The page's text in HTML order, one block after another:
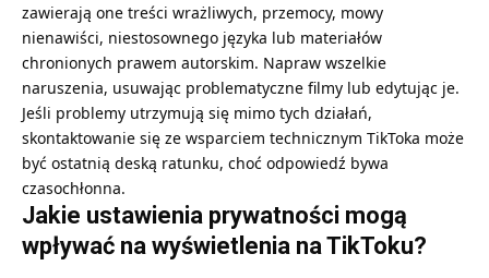
zawierają one treści wrażliwych, przemocy, mowy
nienawiści, niestosownego języka lub materiałów
chronionych prawem autorskim. Napraw wszelkie
naruszenia, usuwając problematyczne filmy lub edytując je.
Jeśli problemy utrzymują się mimo tych działań,
skontaktowanie się ze wsparciem technicznym TikToka może
być ostatnią deską ratunku, choć odpowiedź bywa
czasochłonna.
Jakie ustawienia prywatności mogą
wpływać na wyświetlenia na TikToku?